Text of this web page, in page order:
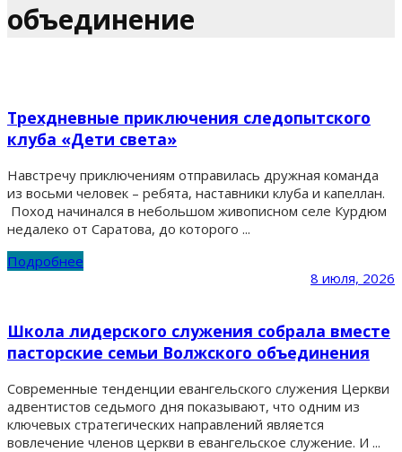
объединение
Трехдневные приключения следопытского
клуба «Дети света»
Навстречу приключениям отправилась дружная команда
из восьми человек – ребята, наставники клуба и капеллан.
Поход начинался в небольшом живописном селе Курдюм
недалеко от Саратова, до которого ...
Подробнее
8 июля, 2026
Школа лидерского служения собрала вместе
пасторские семьи Волжского объединения
Современные тенденции евангельского служения Церкви
адвентистов седьмого дня показывают, что одним из
ключевых стратегических направлений является
вовлечение членов церкви в евангельское служение. И ...